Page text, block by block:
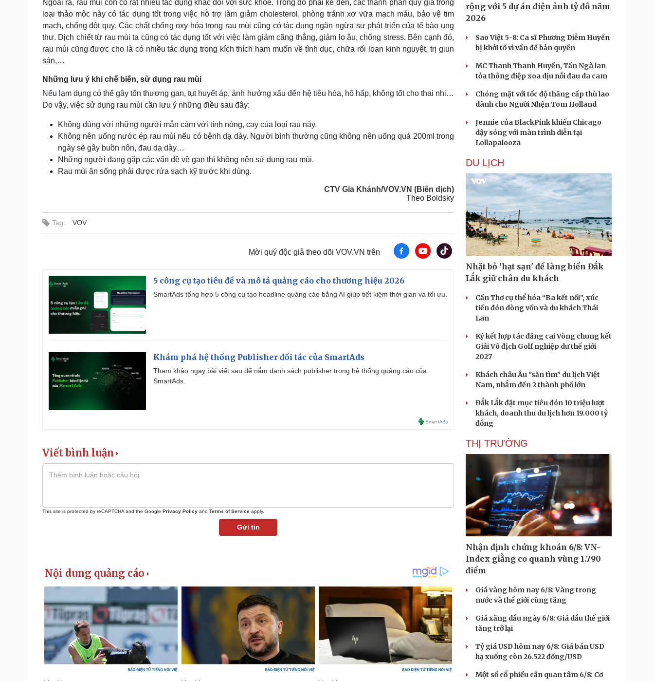
Ngoài ra, rau mùi còn có rất nhiều tác dụng khác đối với sức khỏe. Trong đó phải kể đến, các thành phần quý giá trong
loại thảo mộc này có tác dụng tốt trong việc hỗ trợ làm giảm cholesterol, phòng tránh xơ vữa mạch máu, bảo vệ tim
mạch, chống đột quỵ. Các chất chống oxy hóa trong rau mùi cũng có tác dụng ngăn ngừa sự phát triển của tế bào ung
thư. Dịch chiết từ rau mùi ta cũng có tác dụng tốt với việc làm giảm căng thẳng, giảm lo âu, chống stress. Bên cạnh đó,
rau mùi cũng được cho là có nhiều tác dụng trong kích thích ham muốn về tình dục, chữa rối loạn kinh nguyệt, trị giun
sán,…
Những lưu ý khi chế biến, sử dụng rau mùi
Nếu lạm dụng có thể gây tổn thương gan, tụt huyết áp, ảnh hưởng xấu đến hệ tiêu hóa, hô hấp, không tốt cho thai nhi…
Do vậy, việc sử dụng rau mùi cần lưu ý những điều sau đây:
Không dùng với những người mẫn cảm với tính nóng, cay của loại rau này.
Không nên uống nước ép rau mùi nếu có bệnh dạ dày. Người bình thường cũng không nên uống quá 200ml trong
ngày sẽ gây buồn nôn, đau dạ dày…
Những người đang gặp các vấn đề về gan thì không nên sử dụng rau mùi.
Rau mùi ăn sống phải được rửa sạch kỹ trước khi dùng.
CTV Gia Khánh/VOV.VN (Biên dịch)
Theo Boldsky
Tag: VOV
Mời quý độc giả theo dõi VOV.VN trên
5 công cụ tạo tiêu đề và mô tả quảng cáo cho thương hiệu 2026
SmartAds tổng hợp 5 công cụ tạo headline quảng cáo bằng AI giúp tiết kiệm thời gian và tối ưu.
Khám phá hệ thống Publisher đối tác của SmartAds
Tham khảo ngay bài viết sau để nắm danh sách publisher trong hệ thống quảng cáo của
SmartAds.
Viết bình luận
This site is protected by reCAPTCHA and the Google Privacy Policy and Terms of Service apply.
Gửi tin
rộng với 5 dự án điện ảnh tỷ đô năm
2026
Sao Việt 5-8: Ca sĩ Phương Diễm Huyền
bị khởi tố vì vấn đề bản quyền
MC Thanh Thanh Huyền, Tấn Ngà lan
tỏa thông điệp xoa dịu nỗi đau da cam
Chóng mặt với tốc độ thăng cấp thù lao
dành cho Người Nhện Tom Holland
Jennie của BlackPink khiến Chicago
dậy sóng với màn trình diễn tại
Lollapalooza
DU LỊCH
Nhặt bỏ 'hạt sạn' để làng biển Đắk
Lắk giữ chân du khách
Cần Thơ cụ thể hóa “Ba kết nối”, xúc
tiến đón dòng vốn và du khách Thái
Lan
Ký kết hợp tác đăng cai Vòng chung kết
Giải Vô địch Golf nghiệp dư thế giới
2027
Khách châu Âu "săn tìm" du lịch Việt
Nam, nhắm đến 2 thành phố lớn
Đắk Lắk đặt mục tiêu đón 10 triệu lượt
khách, doanh thu du lịch hơn 19.000 tỷ
đồng
THỊ TRƯỜNG
Nhận định chứng khoán 6/8: VN-
Index giằng co quanh vùng 1.790
điểm
Giá vàng hôm nay 6/8: Vàng trong
nước và thế giới cùng tăng
Giá xăng dầu ngày 6/8: Giá dầu thế giới
tăng trở lại
Tỷ giá USD hôm nay 6/8: Giá bán USD
hạ xuống còn 26.522 đồng/USD
Một số cổ phiếu cần quan tâm 6/8: Cơ